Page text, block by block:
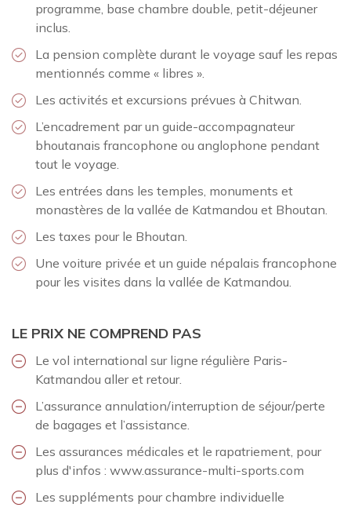
programme, base chambre double, petit-déjeuner
inclus.
La pension complète durant le voyage sauf les repas
mentionnés comme « libres ».
Les activités et excursions prévues à Chitwan.
L’encadrement par un guide-accompagnateur
bhoutanais francophone ou anglophone pendant
tout le voyage.
Les entrées dans les temples, monuments et
monastères de la vallée de Katmandou et Bhoutan.
Les taxes pour le Bhoutan.
Une voiture privée et un guide népalais francophone
pour les visites dans la vallée de Katmandou.
LE PRIX NE COMPREND PAS
Le vol international sur ligne régulière Paris-
Katmandou aller et retour.
L’assurance annulation/interruption de séjour/perte
de bagages et l’assistance.
Les assurances médicales et le rapatriement, pour
plus d'infos : www.assurance-multi-sports.com
Les suppléments pour chambre individuelle